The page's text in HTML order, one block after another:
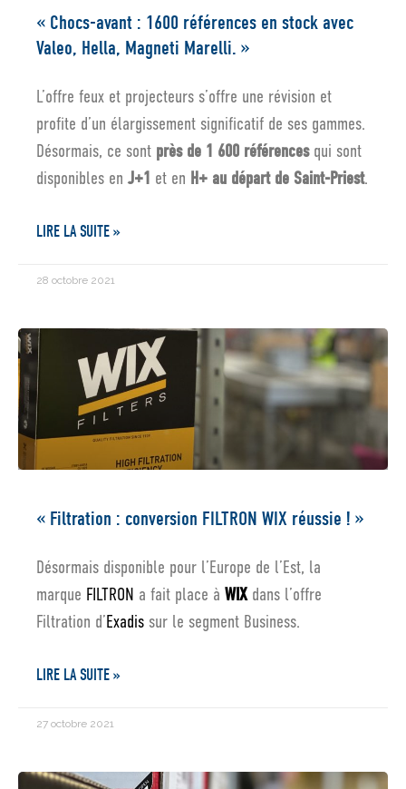
« Chocs-avant : 1600 références en stock avec
Valeo, Hella, Magneti Marelli. »
L’offre feux et projecteurs s’offre une révision et
profite d’un élargissement significatif de ses gammes.
Désormais, ce sont près de 1 600 référencesqui sont
disponibles en J+1 et en H+ au départ de Saint-Priest.
LIRE LA SUITE »
28 octobre 2021
« Filtration : conversion FILTRON WIX réussie ! »
Désormais disponible pour l’Europe de l’Est, la
marque FILTRON a fait place à WIX dans l’offre
Filtration d’Exadis sur le segment Business.
LIRE LA SUITE »
27 octobre 2021